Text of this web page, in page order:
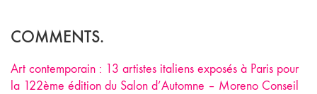
COMMENTS.
Art contemporain : 13 artistes italiens exposés à Paris pour
la 122ème édition du Salon d’Automne – Moreno Conseil